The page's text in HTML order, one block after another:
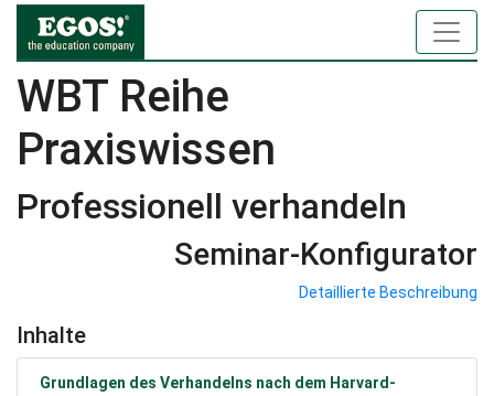
WBT Reihe
Praxiswissen
Professionell verhandeln
Seminar-Konfigurator
Detaillierte Beschreibung
Inhalte
Grundlagen des Verhandelns nach dem Harvard-